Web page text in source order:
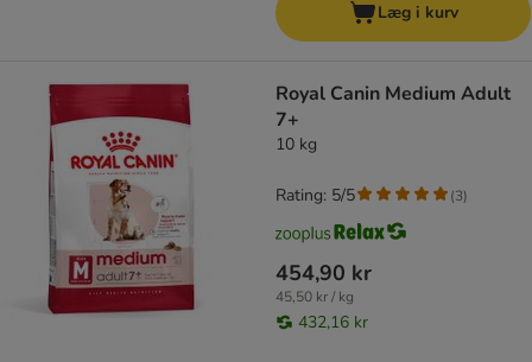
Læg i kurv
Royal Canin Medium Adult
7+
10 kg
454,90 kr
45,50 kr / kg
432,16 kr
Rating: 5/5 (3)